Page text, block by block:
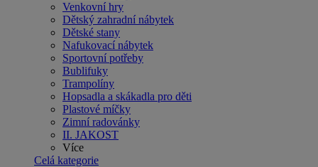
Venkovní hry
Dětský zahradní nábytek
Dětské stany
Nafukovací nábytek
Sportovní potřeby
Bublifuky
Trampolíny
Hopsadla a skákadla pro děti
Plastové míčky
Zimní radovánky
II. JAKOST
Více
Celá kategorie